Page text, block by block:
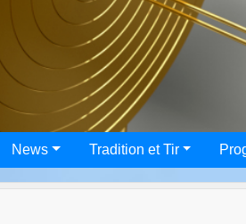
News Tradition et Tir